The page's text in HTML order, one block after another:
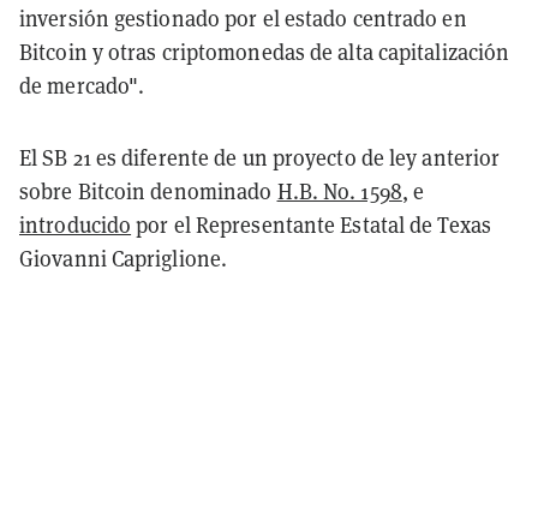
inversión gestionado por el estado centrado en
Bitcoin y otras criptomonedas de alta capitalización
de mercado".
El SB 21 es diferente de un proyecto de ley anterior
sobre Bitcoin denominado H.B. No. 1598, e
introducido por el Representante Estatal de Texas
Giovanni Capriglione.